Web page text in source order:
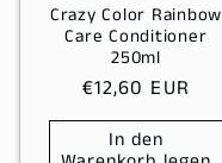
Crazy Color Rainbow
Care Conditioner
250ml
Normaler
Preis
€12,60 EUR
In den